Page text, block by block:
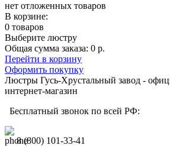
нет отложенных товаров
В корзине:
0 товаров
Выберите люстру
Общая сумма заказа: 0 р.
Перейти в корзину
Оформить покупку
Люстры Гусь-Хрустальный завод -
интернет-магазин
Бесплатный звонок по всей РФ:
8 (800) 101-33-41